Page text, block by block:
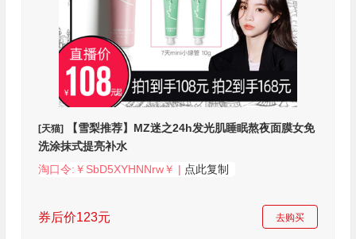
[天猫]【雪梨推荐】MZ迷之24h发光肌睡眠熬夜面膜女免
洗涂抹式提亮补水
淘口令:￥SbD5XYHNNrw￥ | 点此复制
券后价123元 去购买